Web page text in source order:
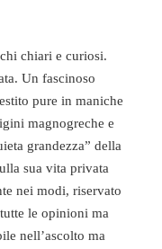
chiari e curiosi.
Un fascinoso
pure in maniche
magnogreche e
grandezza” della
sua vita privata
nei modi, riservato
le opinioni ma
nell’ascolto ma